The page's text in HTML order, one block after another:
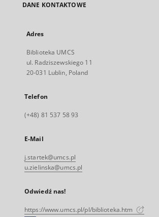
DANE KONTAKTOWE
Adres
Biblioteka UMCS
ul. Radziszewskiego 11
20-031 Lublin, Poland
Telefon
(+48) 81 537 58 93
E-Mail
j.startek@umcs.pl
u.zielinska@umcs.pl
Odwiedź nas!
https://www.umcs.pl/pl/biblioteka.htm